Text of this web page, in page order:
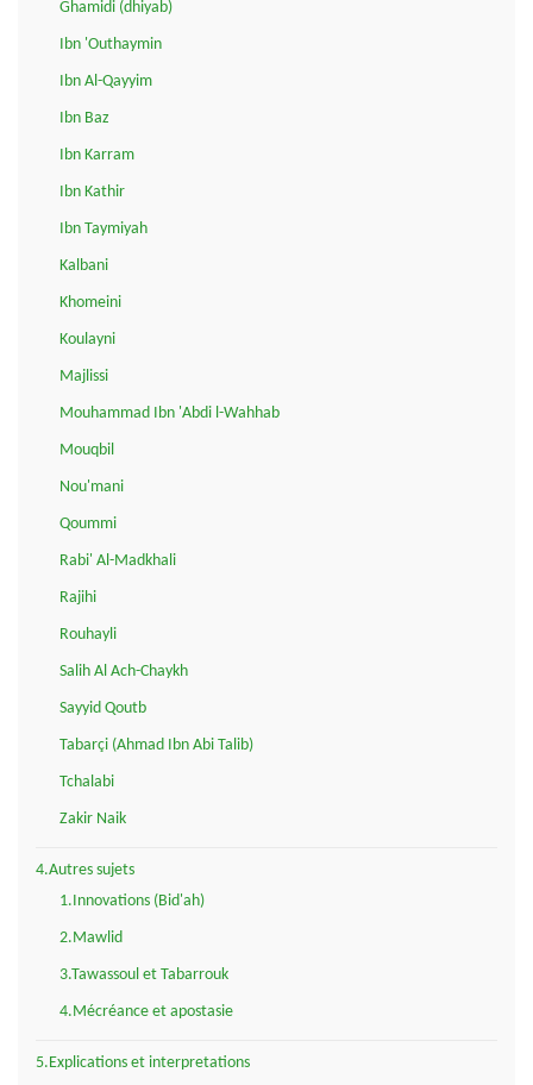
Ghamidi (dhiyab)
Ibn 'Outhaymin
Ibn Al-Qayyim
Ibn Baz
Ibn Karram
Ibn Kathir
Ibn Taymiyah
Kalbani
Khomeini
Koulayni
Majlissi
Mouhammad Ibn 'Abdi l-Wahhab
Mouqbil
Nou'mani
Qoummi
Rabi' Al-Madkhali
Rajihi
Rouhayli
Salih Al Ach-Chaykh
Sayyid Qoutb
Tabarçi (Ahmad Ibn Abi Talib)
Tchalabi
Zakir Naik
4.Autres sujets
1.Innovations (Bid'ah)
2.Mawlid
3.Tawassoul et Tabarrouk
4.Mécréance et apostasie
5.Explications et interpretations